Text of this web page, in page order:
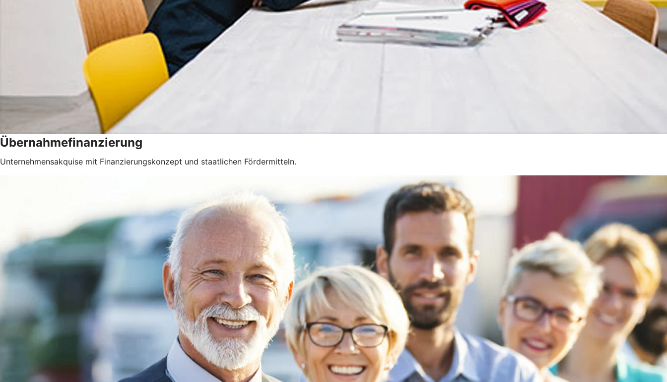
Übernahmefinanzierung
Unternehmensakquise mit Finanzierungskonzept und staatlichen Fördermitteln.